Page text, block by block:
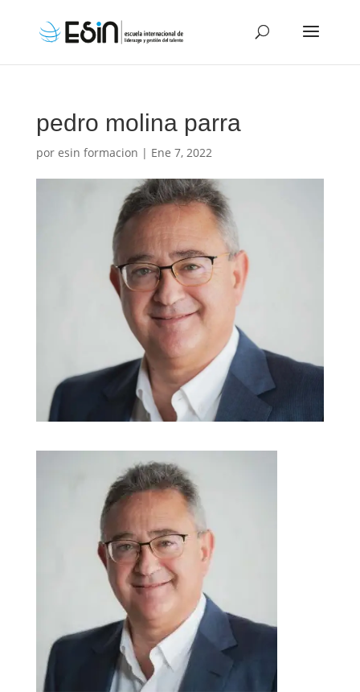
pedro molina parra
por esin formacion | Ene 7, 2022